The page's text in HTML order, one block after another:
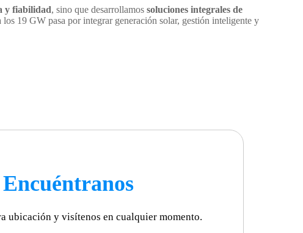
y fiabilidad, sino que desarrollamos soluciones integrales de
19 GW pasa por integrar generación solar, gestión inteligente y
Encuéntranos
ubicación y visítenos en cualquier momento.